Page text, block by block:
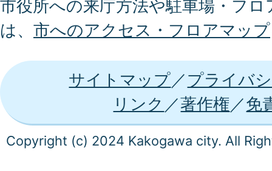
市役所への来庁方法や駐車場・フ
は、 市へのアクセス・フロアマップ
サイトマップ
プライバ
リンク
著作権 免
Copyright (c) 2024 Kakogawa city. All